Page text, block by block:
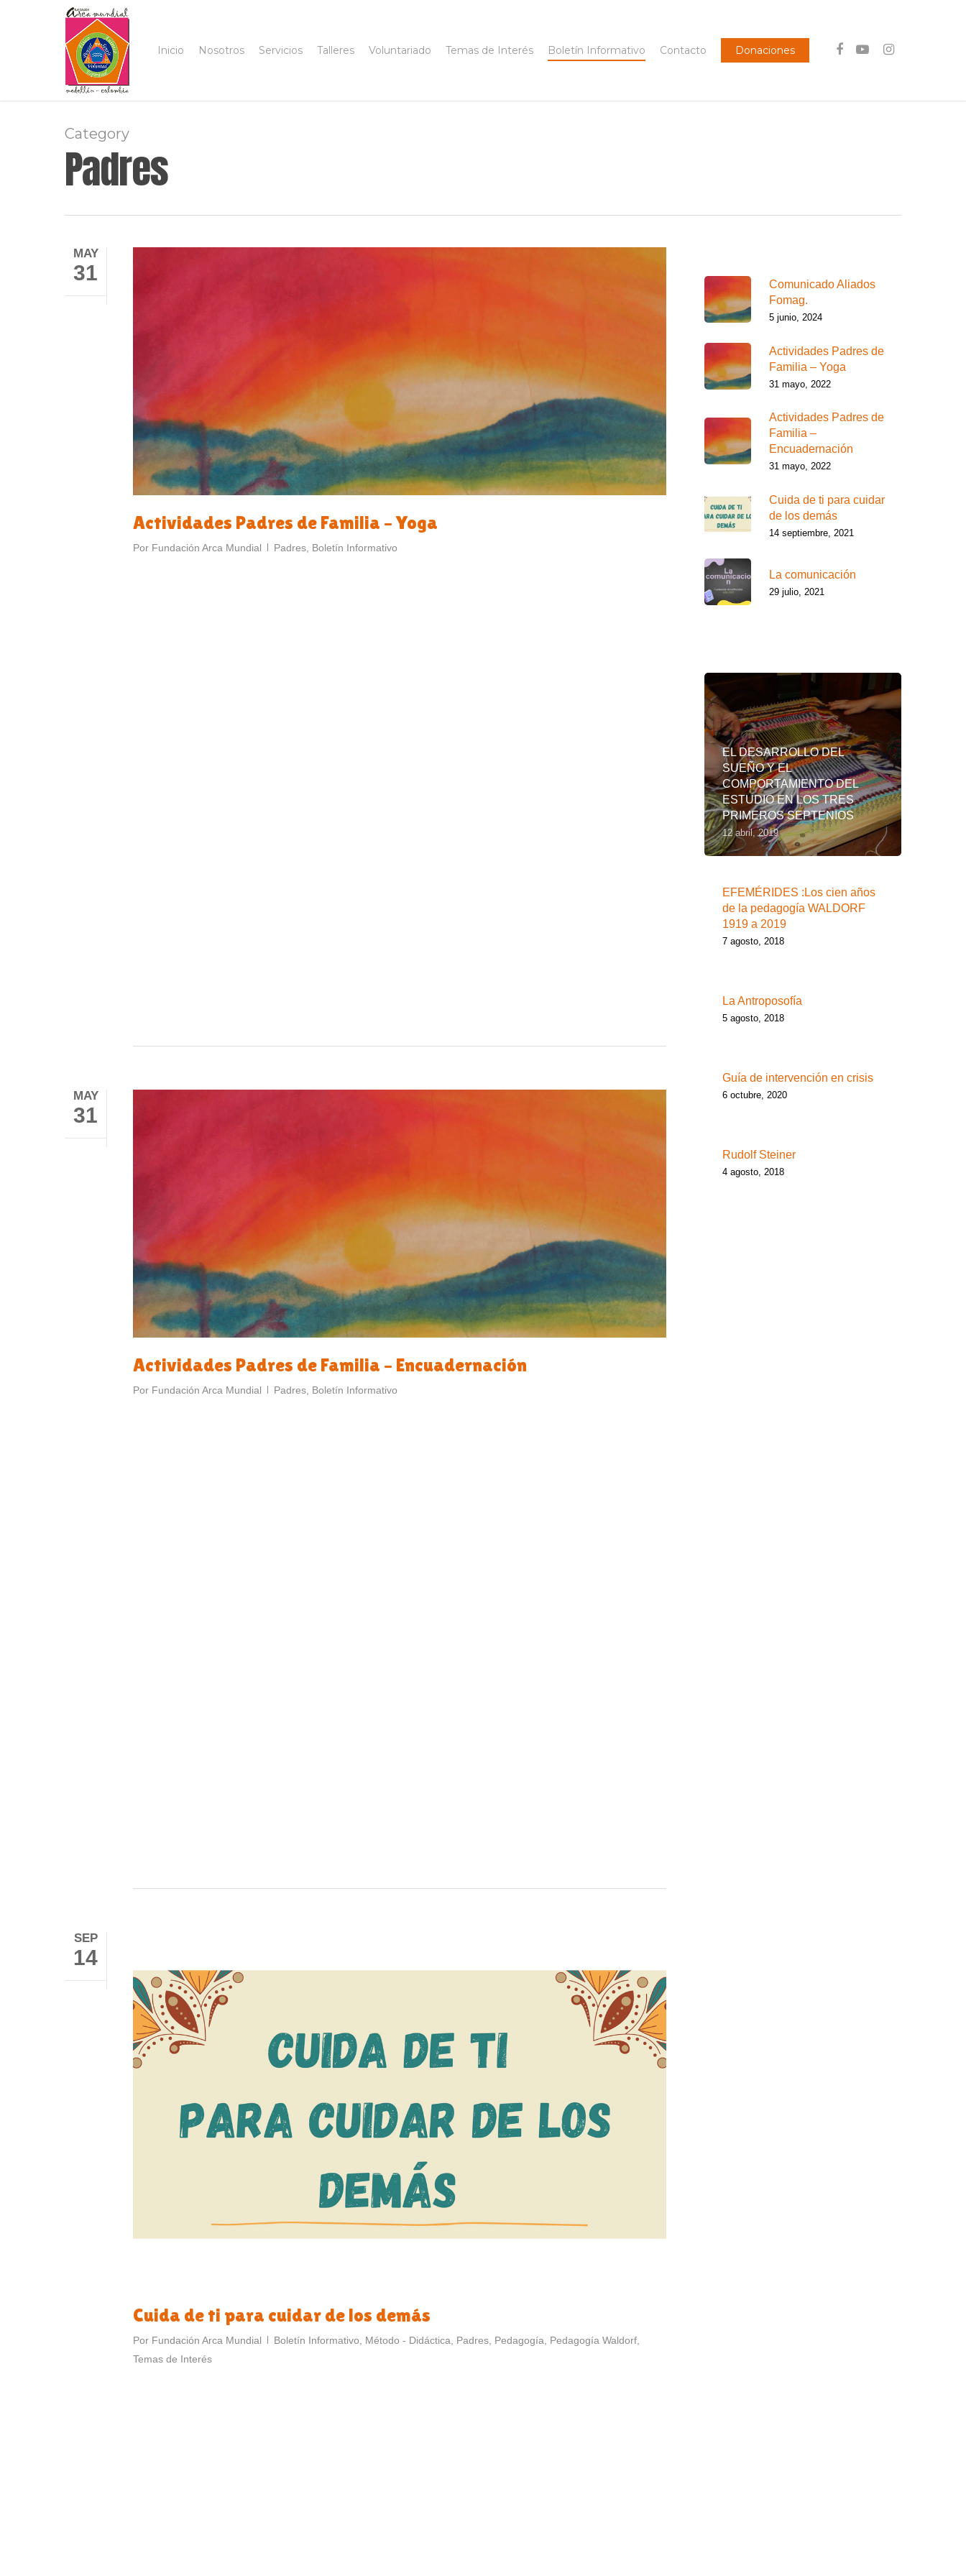
Inicio Nosotros Servicios Talleres Voluntariado Temas de Interés Boletín Informativo Contacto Donaciones facebookyoutubeinstagram
Category
Padres
MAY
31
Actividades Padres de Familia – Yoga
Por Fundación Arca Mundial Padres Boletín Informativo
MAY
31
Actividades Padres de Familia – Encuadernación
Por Fundación Arca Mundial Padres Boletín Informativo
SEP
14
Cuida de ti para cuidar de los demás
Por Fundación Arca Mundial Boletín Informativo Método - Didáctica Padres Pedagogía Pedagogía Waldorf
Temas de Interés
Comunicado Aliados
Fomag.
5 junio, 2024
Actividades Padres de
Familia – Yoga
31 mayo, 2022
Actividades Padres de
Familia –
Encuadernación
31 mayo, 2022
Cuida de ti para cuidar
de los demás
14 septiembre, 2021
La comunicación
29 julio, 2021
EL DESARROLLO DEL
SUEÑO Y EL
COMPORTAMIENTO DEL
ESTUDIO EN LOS TRES
PRIMEROS SEPTENIOS
12 abril, 2019
EFEMÉRIDES :Los cien años
de la pedagogía WALDORF
1919 a 2019
7 agosto, 2018
La Antroposofía
5 agosto, 2018
Guía de intervención en crisis
6 octubre, 2020
Rudolf Steiner
4 agosto, 2018